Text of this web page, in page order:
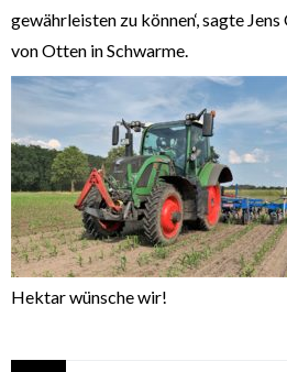
gewährleisten zu können‘, sagte
von Otten in Schwarme.
Hektar wünsche wir!